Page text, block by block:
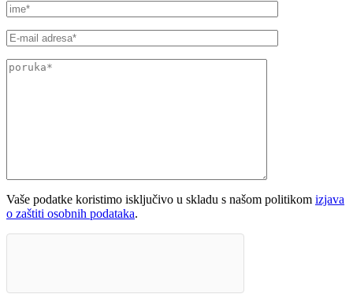
Vaše podatke koristimo isključivo u skladu s našom politikom izjava
o zaštiti osobnih podataka.